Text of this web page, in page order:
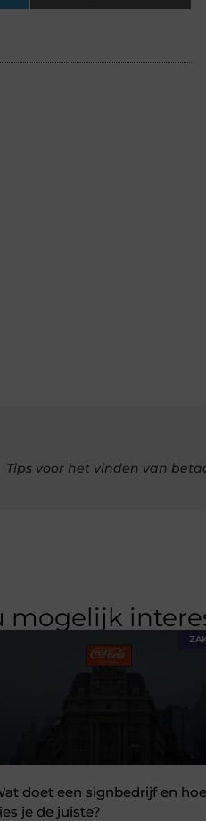
Tips voor het vinden van
mogelijk
doet een signbedrijf en hoe
je de juiste?